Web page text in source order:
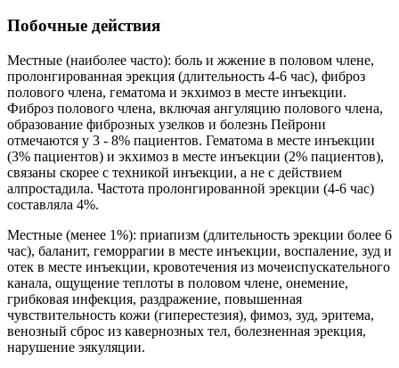
Побочные действия
Местные (наиболее часто): боль и жжение в половом члене,
пролонгированная эрекция (длительность 4-6 час), фиброз
полового члена, гематома и экхимоз в месте инъекции.
Фиброз полового члена, включая ангуляцию полового члена,
образование фиброзных узелков и болезнь Пейрони
отмечаются у 3 - 8% пациентов. Гематома в месте инъекции
(3% пациентов) и экхимоз в месте инъекции (2% пациентов),
связаны скорее с техникой инъекции, а не с действием
алпростадила. Частота пролонгированной эрекции (4-6 час)
составляла 4%.
Местные (менее 1%): приапизм (длительность эрекции более 6
час), баланит, геморрагии в месте инъекции, воспаление, зуд и
отек в месте инъекции, кровотечения из мочеиспускательного
канала, ощущение теплоты в половом члене, онемение,
грибковая инфекция, раздражение, повышенная
чувствительность кожи (гиперестезия), фимоз, зуд, эритема,
венозный сброс из кавернозных тел, болезненная эрекция,
нарушение эякуляции.